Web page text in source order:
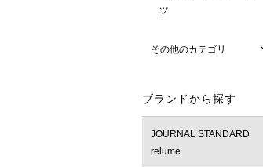
ツ
その他のカテゴリ
ブランドから探す
JOURNAL STANDARD
relume